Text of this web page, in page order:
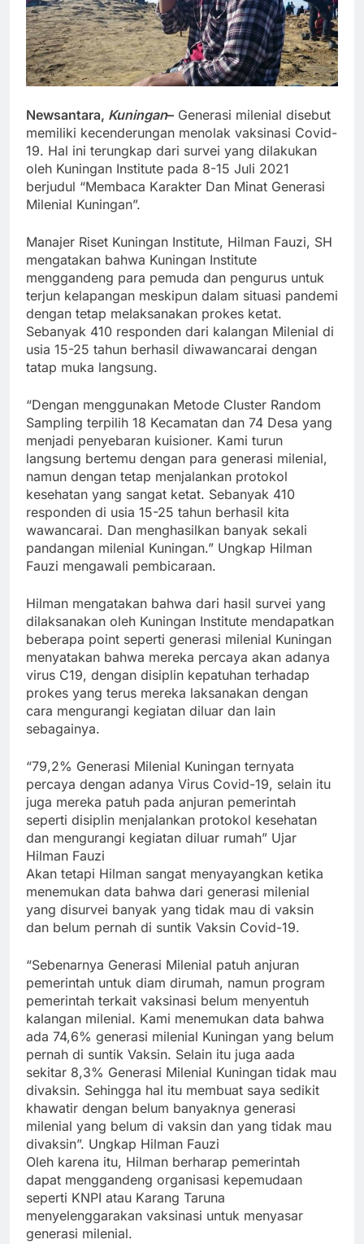
Newsantara, Kuningan– Generasi milenial disebut
memiliki kecenderungan menolak vaksinasi Covid-
19. Hal ini terungkap dari survei yang dilakukan
oleh Kuningan Institute pada 8-15 Juli 2021
berjudul “Membaca Karakter Dan Minat Generasi
Milenial Kuningan”.
Manajer Riset Kuningan Institute, Hilman Fauzi, SH
mengatakan bahwa Kuningan Institute
menggandeng para pemuda dan pengurus untuk
terjun kelapangan meskipun dalam situasi pandemi
dengan tetap melaksanakan prokes ketat.
Sebanyak 410 responden dari kalangan Milenial di
usia 15-25 tahun berhasil diwawancarai dengan
tatap muka langsung.
“Dengan menggunakan Metode Cluster Random
Sampling terpilih 18 Kecamatan dan 74 Desa yang
menjadi penyebaran kuisioner. Kami turun
langsung bertemu dengan para generasi milenial,
namun dengan tetap menjalankan protokol
kesehatan yang sangat ketat. Sebanyak 410
responden di usia 15-25 tahun berhasil kita
wawancarai. Dan menghasilkan banyak sekali
pandangan milenial Kuningan.” Ungkap Hilman
Fauzi mengawali pembicaraan.
Hilman mengatakan bahwa dari hasil survei yang
dilaksanakan oleh Kuningan Institute mendapatkan
beberapa point seperti generasi milenial Kuningan
menyatakan bahwa mereka percaya akan adanya
virus C19, dengan disiplin kepatuhan terhadap
prokes yang terus mereka laksanakan dengan
cara mengurangi kegiatan diluar dan lain
sebagainya.
“79,2% Generasi Milenial Kuningan ternyata
percaya dengan adanya Virus Covid-19, selain itu
juga mereka patuh pada anjuran pemerintah
seperti disiplin menjalankan protokol kesehatan
dan mengurangi kegiatan diluar rumah” Ujar
Hilman Fauzi
Akan tetapi Hilman sangat menyayangkan ketika
menemukan data bahwa dari generasi milenial
yang disurvei banyak yang tidak mau di vaksin
dan belum pernah di suntik Vaksin Covid-19.
“Sebenarnya Generasi Milenial patuh anjuran
pemerintah untuk diam dirumah, namun program
pemerintah terkait vaksinasi belum menyentuh
kalangan milenial. Kami menemukan data bahwa
ada 74,6% generasi milenial Kuningan yang belum
pernah di suntik Vaksin. Selain itu juga aada
sekitar 8,3% Generasi Milenial Kuningan tidak mau
divaksin. Sehingga hal itu membuat saya sedikit
khawatir dengan belum banyaknya generasi
milenial yang belum di vaksin dan yang tidak mau
divaksin”. Ungkap Hilman Fauzi
Oleh karena itu, Hilman berharap pemerintah
dapat menggandeng organisasi kepemudaan
seperti KNPI atau Karang Taruna
menyelenggarakan vaksinasi untuk menyasar
generasi milenial.